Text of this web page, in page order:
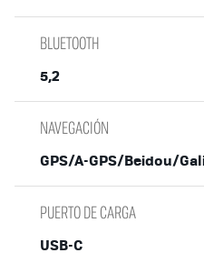
BLUETOOTH
5,2
NAVEGACIÓN
GPS/A-GPS/Beidou/
PUERTO DE CARGA
USB-C